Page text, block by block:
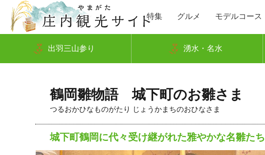
特集 グルメ モデルコース
出羽三山参り 湧水・名水
鶴岡雛物語 城下町のお雛さま
つるおかひなものがたり じょうかまちのおひなさま
城下町鶴岡に代々受け継がれた雅やかな名雛たち